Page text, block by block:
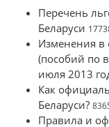
Перечень
Беларуси
Изменения в
(пособий по
июля 2013
Как
Беларуси?
Правила и